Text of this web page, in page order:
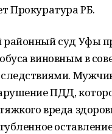
Прокуратура РБ.
районный суд Уфы
виновным в
ПДД,
вреда